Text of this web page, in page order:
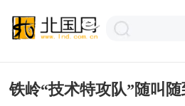
铁岭“技术特攻队”随叫